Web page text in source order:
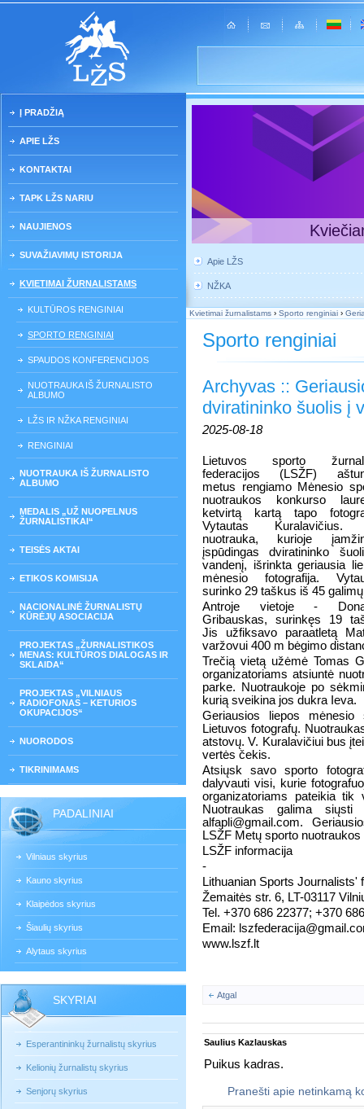
Į PRADŽIĄ
APIE LŽS
KONTAKTAI
TAPK LŽS NARIU
NAUJIENOS
SUVAŽIAVIMŲ ISTORIJA
KVIETIMAI ŽURNALISTAMS
KULTŪROS RENGINIAI
SPORTO RENGINIAI
SPAUDOS KONFERENCIJOS
NUOTRAUKA IŠ ŽURNALISTO
ALBUMO
LŽS IR NŽKA RENGINIAI
RENGINIAI
NUOTRAUKA IŠ ŽURNALISTO
ALBUMO
MEDALIS „UŽ NUOPELNUS
ŽURNALISTIKAI“
TEISĖS AKTAI
ETIKOS KOMISIJA
NACIONALINĖ ŽURNALISTŲ
KŪRĖJŲ ASOCIACIJA
PROJEKTAS „ŽURNALISTIKOS
MENAS: KULTŪROS DIALOGAS IR
SKLAIDA“
PROJEKTAS „VILNIAUS
RADIOFONAS – KETURIOS
OKUPACIJOS“
NUORODOS
TIKRINIMAMS
PADALINIAI
Vilniaus skyrius
Kauno skyrius
Klaipėdos skyrius
Šiaulių skyrius
Alytaus skyrius
SKYRIAI
Esperantininkų žurnalistų skyrius
Kelionių žurnalistų skyrius
Senjorų skyrius
Apie LŽS
NŽKA
Kvietimai žurnalistams › Sporto renginiai ›
Sporto renginiai
Archyvas ::
dviratininko šuolis į
2025-08-18
Lietuvos sporto
federacijos (LSŽF)
metus rengiamo Mėnesio
nuotraukos konkurso
ketvirtą kartą tapo
Vytautas Kuralavičius.
nuotrauka, kurioje
įspūdingas dviratininko
vandenį, išrinkta geriausia
mėnesio fotografija.
surinko 29 taškus iš 45
Antroje vietoje -
Gribauskas, surinkęs 19
Jis užfiksavo paraatletą
varžovui 400 m bėgimo
Trečią vietą užėmė Tomas
organizatoriams atsiuntė
parke. Nuotraukoje po
kurią sveikina jos dukra Ieva.
Geriausios liepos mėnesio
Lietuvos fotografų.
atstovų. V. Kuralavičiui bus
vertės čekis.
Atsiųsk savo sporto
dalyvauti visi, kurie
organizatoriams pateikia tik
Nuotraukas galima
alfapli@gmail.com.
LSŽF Metų sporto
LSŽF informacija
-
Lithuanian Sports Journalists'
Žemaitės str. 6, LT-03117
Tel. +370 686 22377; +370
Email:
www.lszf.lt
Atgal
Saulius Kazlauskas
Puikus kadras.
Pranešti apie netinkamą